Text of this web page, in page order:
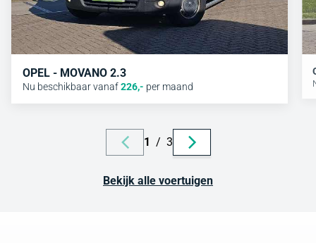
OPEL - MOVANO 2.3
Nu beschikbaar vanaf226,- per maand
1 / 3
Bekijk alle voertuigen